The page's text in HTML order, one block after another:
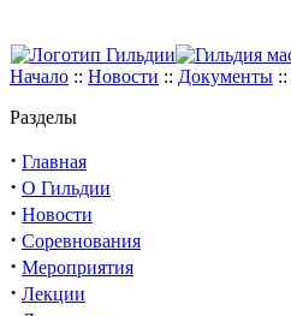
Начало :: Новости :: Документы ::
Разделы
· Главная
· О Гильдии
· Новости
· Соревнования
· Мероприятия
· Лекции